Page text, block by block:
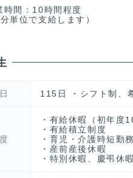
時間：10時間程度
単位で支給します）
115日 ・シフト制、
・有給休暇（初年度
・有給積立制度
・育児・介護時短勤務
・産前産後休暇
・特別休暇、慶弔休暇